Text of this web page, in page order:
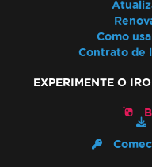
Como
Contrato de
EXPERIMENTE O